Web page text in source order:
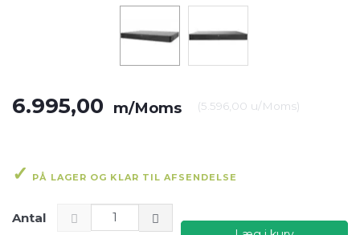
6.995,00 m/Moms (5.596,00 u/Moms)
PÅ LAGER OG KLAR TIL AFSENDELSE
Antal